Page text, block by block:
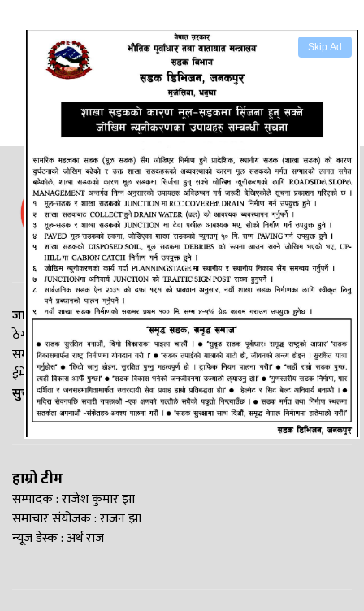
Skip Ad
जानकी न्यूज नेटवर्क
ठेगाना: लक्ष्मीनियाँ -७, मधेश प्रदेश
सम्पर्क नं. : +977-9844100829
ईमेल:Madheshtopnews@gmail.com
सुचना विभाग दर्ता नं. २५४०/२०७७/७८
हाम्रो टीम
सम्पादक : राजेश कुमार झा
समाचार संयोजक : राजन झा
न्यूज डेस्क : अर्थ राज